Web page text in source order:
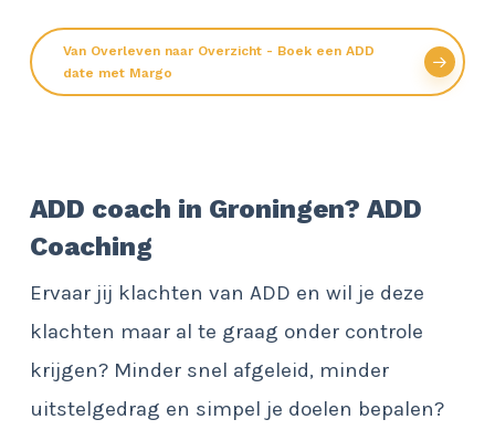
Van Overleven naar Overzicht - Boek een ADD
date met Margo
ADD coach in Groningen? ADD
Coaching
Ervaar jij klachten van ADD en wil je deze
klachten maar al te graag onder controle
krijgen? Minder snel afgeleid, minder
uitstelgedrag en simpel je doelen bepalen?